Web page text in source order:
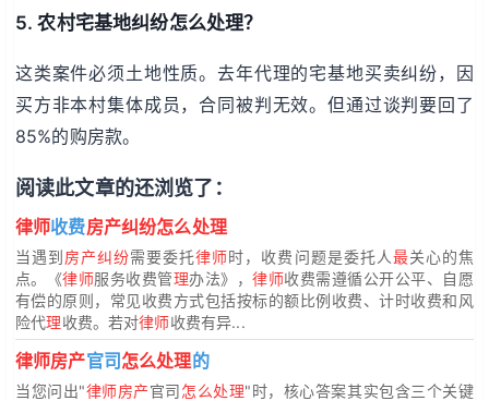
5. 农村宅基地纠纷怎么处理？
这类案件必须土地性质。去年代理的宅基地买卖纠纷，因
买方非本村集体成员，合同被判无效。但通过谈判要回了
85%的购房款。
阅读此文章的还浏览了：
律师收费房产纠纷怎么处理
当遇到房产纠纷需要委托律师时，收费问题是委托人最关心的焦
点。《律师服务收费管理办法》，律师收费需遵循公开公平、自愿
有偿的原则，常见收费方式包括按标的额比例收费、计时收费和风
险代理收费。若对律师收费有异...
律师房产官司怎么处理的
当您问出"律师房产官司怎么处理"时，核心答案其实包含三个关键